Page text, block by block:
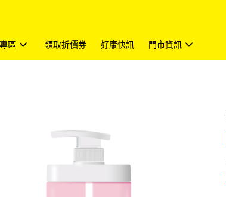
區 領取折價券 好康快訊 門市資訊